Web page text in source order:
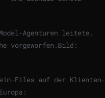
Agenturen leitete.
vorgeworfen. Bild:
Files auf der Klienten-